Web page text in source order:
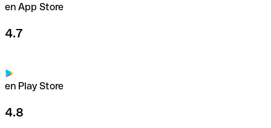
en App Store
4.7
en Play Store
4.8